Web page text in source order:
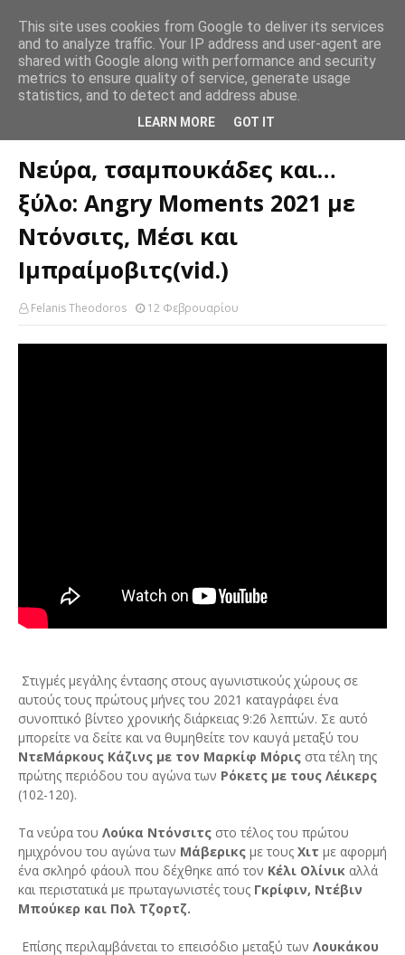
Νεύρα, τσαμπουκάδες και… ξύλο: Angry
Moments 2021 με Ντόνσιτς, Μέσι και Ιμπραίμοβιτς(vid.)
Νεύρα, τσαμπουκάδες και…
ξύλο: Angry Moments 2021 με
Ντόνσιτς, Μέσι και
Ιμπραίμοβιτς(vid.)
Felanis Theodoros 12 Φεβρουαρίου
Στιγμές μεγάλης έντασης στους αγωνιστικούς χώρους σε
αυτούς τους πρώτους μήνες του 2021 καταγράφει ένα
συνοπτικό βίντεο χρονικής διάρκειας 9:26 λεπτών. Σε αυτό
μπορείτε να δείτε και να θυμηθείτε τον καυγά μεταξύ του
ΝτεΜάρκους Κάζινς με τον Μαρκίφ Μόρις στα τέλη της
πρώτης περιόδου του αγώνα των Ρόκετς με τους Λέικερς
(102-120).
Τα νεύρα του Λούκα Ντόνσιτς στο τέλος του πρώτου
ημιχρόνου του αγώνα των Μάβερικς με τους Χιτ με αφορμή
ένα σκληρό φάουλ που δέχθηκε από τον Κέλι Ολίνικ αλλά
και περιστατικά με πρωταγωνιστές τους Γκρίφιν, Ντέβιν
Μπούκερ και Πολ Τζορτζ.
Επίσης περιλαμβάνεται το επεισόδιο μεταξύ των Λουκάκου
This site uses cookies from Google to deliver its services
and to analyze traffic. Your IP address and user-agent are
shared with Google along with performance and security
metrics to ensure quality of service, generate usage
statistics, and to detect and address abuse.
LEARN MORE GOT IT